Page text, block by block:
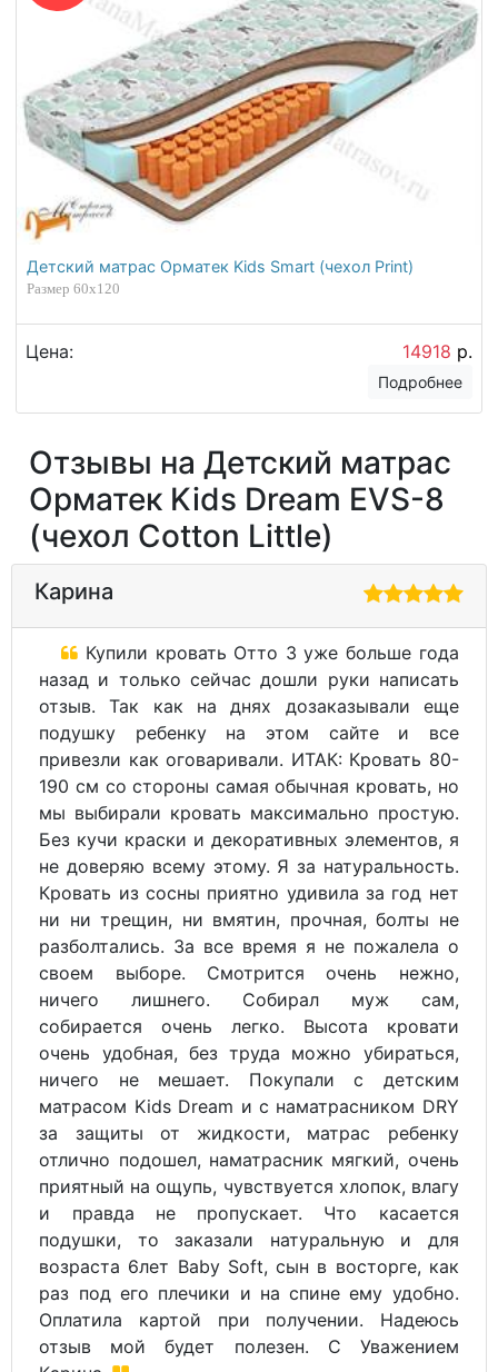
Детский матрас Орматек Kids Smart (чехол Print)
Размер 60х120
Цена: 14918 р.
Подробнее
Отзывы на Детский матрас
Орматек Kids Dream EVS-8
(чехол Cotton Little)
Карина
Купили кровать Отто 3 уже больше года
назад и только сейчас дошли руки написать
отзыв. Так как на днях дозаказывали еще
подушку ребенку на этом сайте и все
привезли как оговаривали. ИТАК: Кровать 80-
190 см со стороны самая обычная кровать, но
мы выбирали кровать максимально простую.
Без кучи краски и декоративных элементов, я
не доверяю всему этому. Я за натуральность.
Кровать из сосны приятно удивила за год нет
ни ни трещин, ни вмятин, прочная, болты не
разболтались. За все время я не пожалела о
своем выборе. Смотрится очень нежно,
ничего лишнего. Собирал муж сам,
собирается очень легко. Высота кровати
очень удобная, без труда можно убираться,
ничего не мешает. Покупали с детским
матрасом Kids Dream и с наматрасником DRY
за защиты от жидкости, матрас ребенку
отлично подошел, наматрасник мягкий, очень
приятный на ощупь, чувствуется хлопок, влагу
и правда не пропускает. Что касается
подушки, то заказали натуральную и для
возраста 6лет Baby Soft, сын в восторге, как
раз под его плечики и на спине ему удобно.
Оплатила картой при получении. Надеюсь
отзыв мой будет полезен. С Уважением